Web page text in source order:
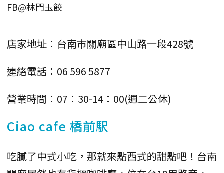
FB@林門玉餃
店家地址：台南市關廟區中山路一段428號
連絡電話：06 596 5877
營業時間：07：30-14：00(週二公休)
Ciao cafe 橋前駅
吃膩了中式小吃，那就來點西式的甜點吧！台南